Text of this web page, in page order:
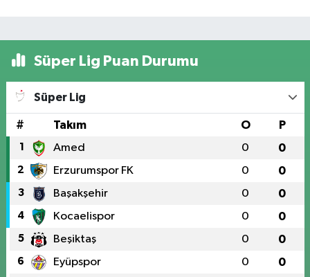
Süper Lig Puan Durumu
Süper Lig
# Takım O P
1 Amed 0 0
2 Erzurumspor FK 0 0
3 Başakşehir 0 0
4 Kocaelispor 0 0
5 Beşiktaş 0 0
6 Eyüpspor 0 0